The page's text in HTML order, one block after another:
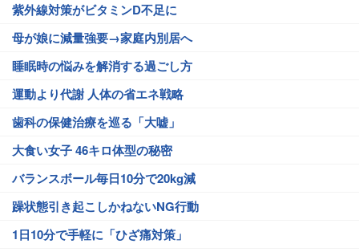
紫外線対策がビタミンD不足に
母が娘に減量強要→家庭内別居へ
睡眠時の悩みを解消する過ごし方
運動より代謝 人体の省エネ戦略
歯科の保健治療を巡る「大嘘」
大食い女子 46キロ体型の秘密
バランスボール毎日10分で20kg減
躁状態引き起こしかねないNG行動
1日10分で手軽に「ひざ痛対策」